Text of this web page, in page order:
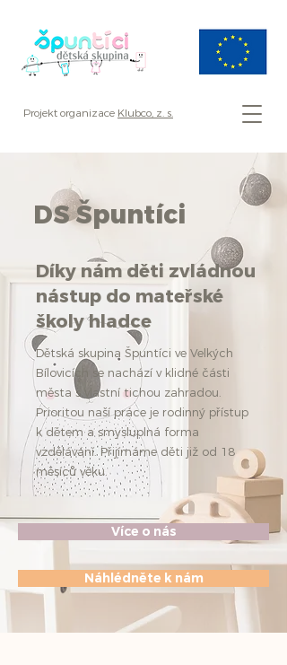
Projekt organizace Klubco, z. s.
DS Špuntíci
Díky nám děti zvládnou
nástup do mateřské
školy hladce
Dětská skupina Špuntíci ve Velkých
Bílovicích se nachází v klidné části
města s vlastní tichou zahradou.
Prioritou naší práce je rodinný přístup
k dětem a smysluplná forma
vzdělávání. Přijímáme děti již od 18
měsíců věku.
Více o nás
Náhlédněte k nám